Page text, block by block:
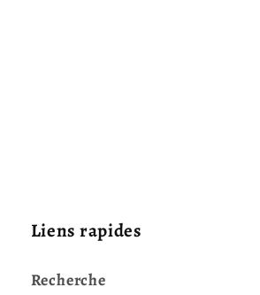
Liens rapides
Recherche